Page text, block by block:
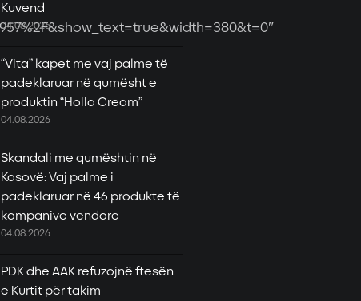
Kuvend
04.08.2026
“Vita” kapet me vaj palme të
padeklaruar në qumësht e
produktin “Holla Cream”
04.08.2026
Skandali me qumështin në
Kosovë: Vaj palme i
padeklaruar në 46 produkte të
kompanive vendore
04.08.2026
PDK dhe AAK refuzojnë ftesën
e Kurtit për takim